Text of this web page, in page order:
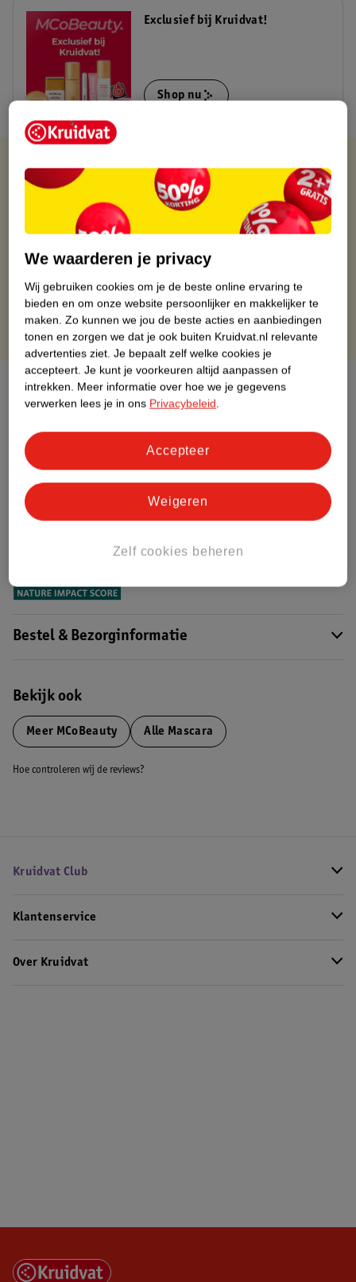
Exclusief bij Kruidvat!
Shop nu
Kruidvat is altijd voordelig
Gratis ophalen in de winkel
Op werkdagen voor 22:00 uur besteld, volgende dag in huis
Gratis retourneren binnen 30 dagen
Gratis punten met je Kruidvat kaart
Over dit product
Etiketinformatie
Nature Impact Score
Impact Score.
Bestel & Bezorginformatie
Bekijk ook
Meer MCoBeauty Alle Mascara
Hoe controleren wij de reviews?
Kruidvat Club
Klantenservice
Over Kruidvat
We waarderen je privacy
Wij gebruiken cookies om je de beste online ervaring te
bieden en om onze website persoonlijker en makkelijker te
maken. Zo kunnen we jou de beste acties en aanbiedingen
tonen en zorgen we dat je ook buiten Kruidvat.nl relevante
advertenties ziet. Je bepaalt zelf welke cookies je
accepteert. Je kunt je voorkeuren altijd aanpassen of
intrekken. Meer informatie over hoe we je gegevens
verwerken lees je in ons Privacybeleid.
Zelf cookies beheren
Weigeren
Accepteer